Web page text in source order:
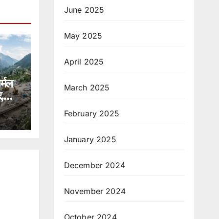
June 2025
May 2025
April 2025
March 2025
February 2025
January 2025
December 2024
November 2024
October 2024